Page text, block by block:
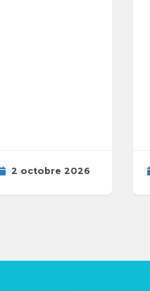
2 octobre 2026